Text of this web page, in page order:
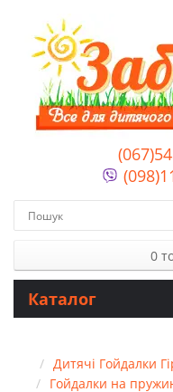
0
Каталог
Дитячі Гойдалки
Гойдалки на